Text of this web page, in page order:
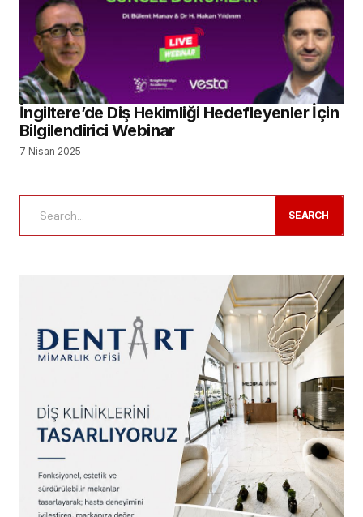
İngiltere’de Diş Hekimliği Hedefleyenler İçin
Bilgilendirici Webinar
7 Nisan 2025
SEARCH